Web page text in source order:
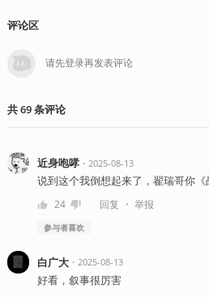
评论区
共69条评论
近身咆哮・ 2025-08-13
说到这个我倒想起来了，翟瑞哥你
24 回复 ・ 举报
参与者喜欢
白广大・ 2025-08-13
好看，叙事很厉害